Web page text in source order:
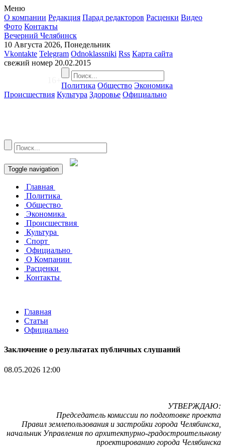
Меню
О компании Редакция Парад редакторов Расценки Видео
Фото Контакты
Вечерний Челябинск
10 Августа 2026, Понедельник
Vkontakte Telegram Odnoklassniki Rss Карта сайта
свежий номер 20.02.2015
16+
Политика Общество Экономика
Происшествия Культура Здоровье Официально
Toggle navigation
Главная
Политика
Общество
Экономика
Происшествия
Культура
Спорт
Официально
О Компании
Расценки
Контакты
Главная
Статьи
Официально
Заключение о результатах публичных слушаний
08.05.2026 12:00
УТВЕРЖДАЮ:
Председатель комиссии по подготовке проекта
Правил землепользования и застройки города Челябинска,
начальник Управления по архитектурно-градостроительному
проектированию города Челябинска